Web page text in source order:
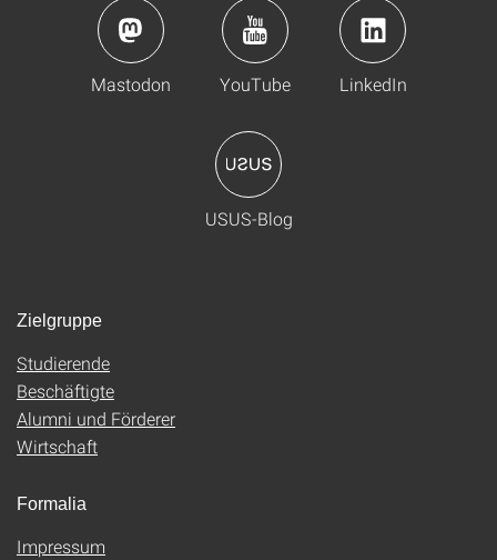
Mastodon YouTube LinkedIn
USUS-Blog
Zielgruppe
Studierende
Beschäftigte
Alumni und Förderer
Wirtschaft
Formalia
Impressum